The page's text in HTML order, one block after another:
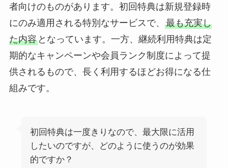
者向けのものがあります。初回特典は新規登録時
にのみ適用される特別なサービスで、 最も充実し
た内容となっています。一方、継続利用特典は定
期的なキャンペーンや会員ランク制度によって提
供されるもので、長く利用するほどお得になる仕
組みです。
初回特典は一度きりなので、最大限に活用
したいのですが、どのように使うのが効果
的ですか？